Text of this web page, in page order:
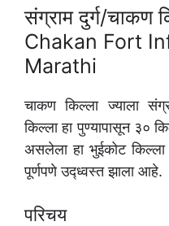
संग्राम दुर्ग/चाकण
Chakan Fort
Marathi
चाकण किल्ला ज्याला
किल्ला हा पुण्यापासून ३०
असलेला हा भुईकोट किल्ला
पूर्णपणे उद्ध्वस्त झाला आहे.
परिचय